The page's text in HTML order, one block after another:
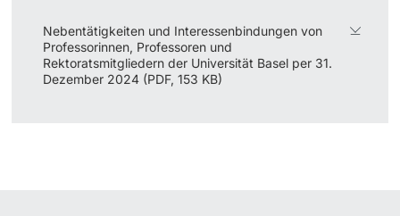
Notfall & Beratung
Nebentätigkeiten und Interessenbindungen von
Professorinnen, Professoren und
Rektoratsmitgliedern der Universität Basel per 31.
Dezember 2024 (PDF, 153 KB)